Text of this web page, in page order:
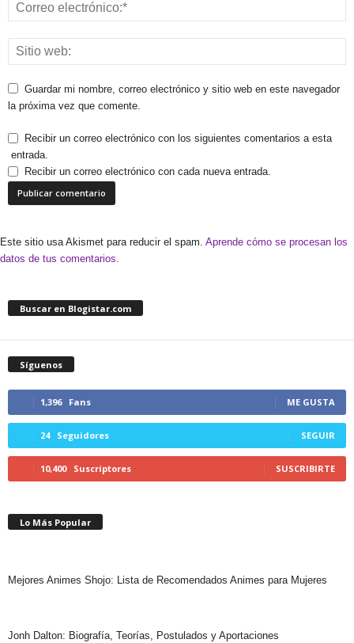
Guardar mi nombre, correo electrónico y sitio web en este navegador
la próxima vez que comente.
Recibir un correo electrónico con los siguientes comentarios a esta
entrada.
Recibir un correo electrónico con cada nueva entrada.
Este sitio usa Akismet para reducir el spam. Aprende cómo se procesan los
datos de tus comentarios.
Buscar en Blogistar.com
Síguenos
1,396 Fans ME GUSTA
24 Seguidores SEGUIR
10,400 Suscriptores SUSCRIBIRTE
Lo Más Popular
Mejores Animes Shojo: Lista de Recomendados Animes para Mujeres
Jonh Dalton: Biografía, Teorías, Postulados y Aportaciones